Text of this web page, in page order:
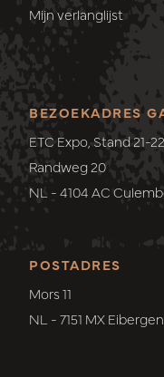
Mijn verlanglijst
POSTADRES
Mors 11
NL - 7151 MX Eibergen
BEZOEKADRES
ETC Expo, Stand 21-22
Randweg 20
NL - 4104 AC